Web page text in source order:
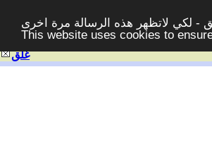
- لكي لاتظهر هذه الرسالة مرة اخرى -
This website uses cookies to
غلق